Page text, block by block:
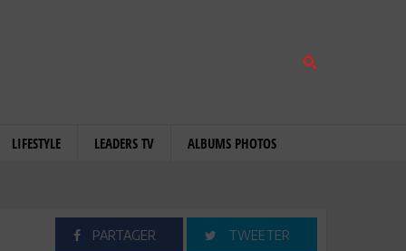
LIFESTYLE LEADERS TV ALBUMS PHOTOS
PARTAGER TWEETER